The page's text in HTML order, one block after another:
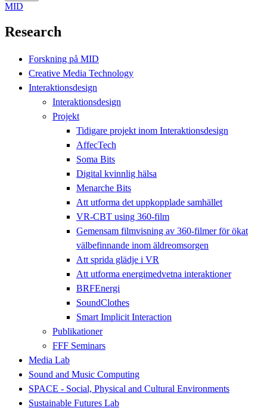
MID
Research
Forskning på MID
Creative Media Technology
Interaktionsdesign
Interaktionsdesign
Projekt
Tidigare projekt inom Interaktionsdesign
AffecTech
Soma Bits
Digital kvinnlig hälsa
Menarche Bits
Att utforma det uppkopplade samhället
VR-CBT using 360-film
Gemensam filmvisning av 360-filmer för ökat
välbefinnande inom äldreomsorgen
Att sprida glädje i VR
Att utforma energimedvetna interaktioner
BRFEnergi
SoundClothes
Smart Implicit Interaction
Publikationer
FFF Seminars
Media Lab
Sound and Music Computing
SPACE - Social, Physical and Cultural Environments
Sustainable Futures Lab